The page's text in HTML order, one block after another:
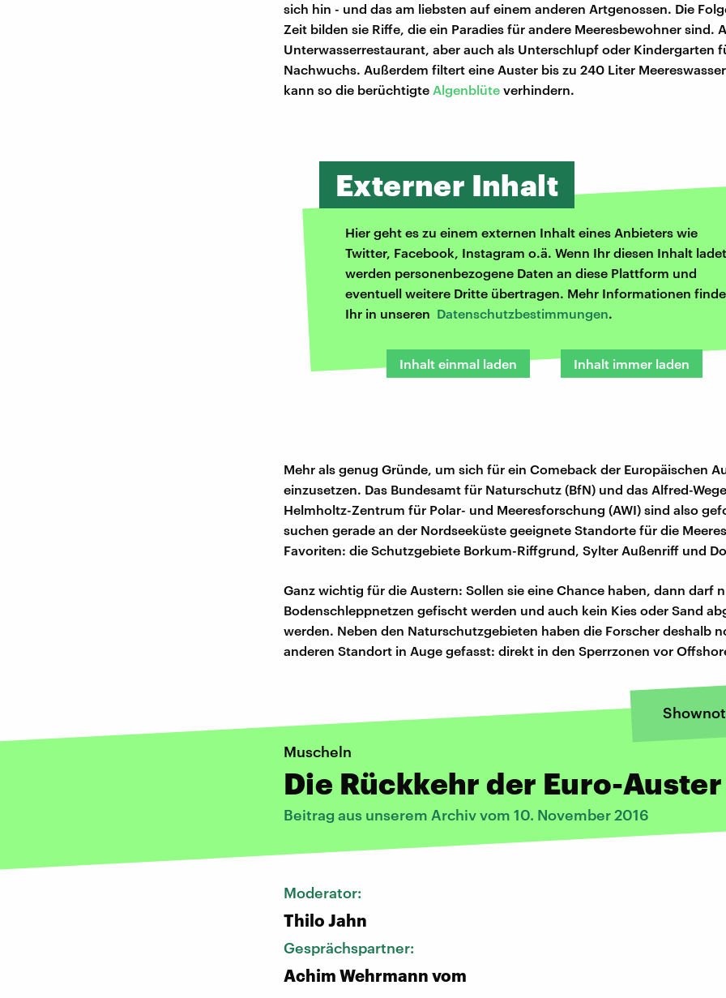
sich hin - und das am liebsten auf einem anderen Artgenossen. Die
Zeit bilden sie Riffe, die ein Paradies für andere Meeresbewohner sind.
Unterwasserrestaurant, aber auch als Unterschlupf oder Kindergarten
Nachwuchs. Außerdem filtert eine Auster bis zu 240 Liter
kann so die berüchtigte Algenblüte verhindern.
Externer Inhalt
Hier geht es zu einem externen Inhalt eines Anbieters wie
Twitter, Facebook, Instagram o.ä. Wenn Ihr diesen Inhalt
werden personenbezogene Daten an diese Plattform und
eventuell weitere Dritte übertragen. Mehr Informationen
Ihr in unseren Datenschutzbestimmungen.
Inhalt einmal laden Inhalt immer laden
Mehr als genug Gründe, um sich für ein Comeback der Europäischen
einzusetzen. Das Bundesamt für Naturschutz (BfN) und das Alfred-
Helmholtz-Zentrum für Polar- und Meeresforschung (AWI) sind also
suchen gerade an der Nordseeküste geeignete Standorte für die
Favoriten: die Schutzgebiete Borkum-Riffgrund, Sylter Außenriff und
Ganz wichtig für die Austern: Sollen sie eine Chance haben, dann darf
Bodenschleppnetzen gefischt werden und auch kein Kies oder Sand
werden. Neben den Naturschutzgebieten haben die Forscher deshalb
anderen Standort in Auge gefasst: direkt in den Sperrzonen vor
Muscheln
Die Rückkehr der Euro-Auster
Beitrag aus unserem Archiv vom 10. November 2016
Moderator:
Thilo Jahn
Gesprächspartner:
Achim Wehrmann vom